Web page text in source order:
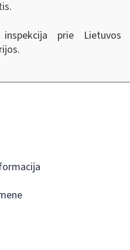
prie Lietuvos